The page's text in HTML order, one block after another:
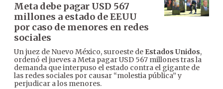
Meta debe pagar USD 567
millones a estado de EEUU
por caso de menores en redes
sociales
Un juez de Nuevo México, suroeste de Estados Unidos,
ordenó el jueves a Meta pagar USD 567 millones tras la
demanda que interpuso el estado contra el gigante de
las redes sociales por causar “molestia pública” y
perjudicar a los menores.